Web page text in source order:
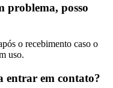
problema, posso
o recebimento caso o
uso.
entrar em contato?